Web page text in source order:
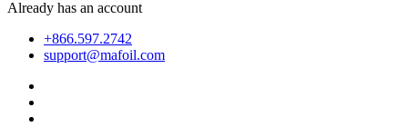
Already has an account
+866.597.2742
support@mafoil.com